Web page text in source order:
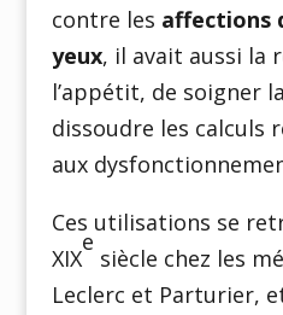
contre les affections
yeux, il avait aussi la
l’appétit, de soigner
dissoudre les calculs
aux
Ces utilisations se
XIX
e
siècle chez les
Leclerc et Parturier,